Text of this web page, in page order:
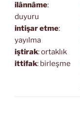
ilânnâme:
duyuru
intişar etme:
yayılma
iştirak: ortaklık
ittifak: birleşme